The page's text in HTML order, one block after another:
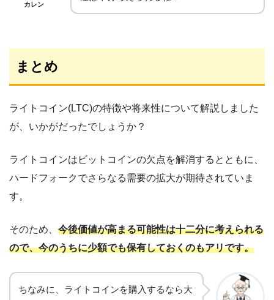
カレン
まとめ
ライトコイン(LTC)の特徴や将来性について解説しました
が、いかがだったでしょうか？
ライトコインはビットコインの欠点を解消するとともに、
ハードフォークでさらなる需要の拡大が期待されていま
す。
そのため、 今後価値が高まる可能性は十二分に考えられる
ので、今のうちに少額でも保有しておくのもアリです。
ちなみに、ライトコインを購入するなら大